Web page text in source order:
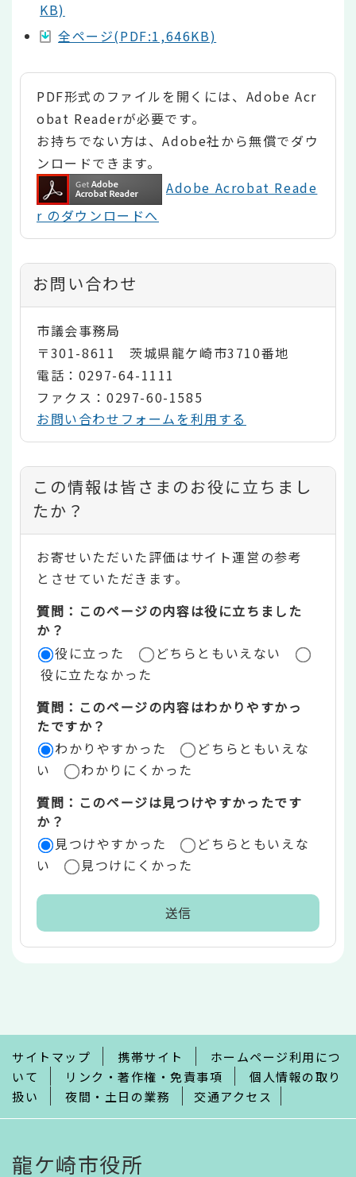
KB)
全ページ(PDF:1,646KB)
PDF形式のファイルを開くには、Adobe Acr
obat Readerが必要です。
お持ちでない方は、Adobe社から無償でダウ
ンロードできます。
Adobe Acrobat Reade
r のダウンロードへ
お問い合わせ
市議会事務局
〒301-8611 茨城県龍ケ崎市3710番地
電話：0297-64-1111
ファクス：0297-60-1585
お問い合わせフォームを利用する
コ
ン
テ
ン
ツ
評
価
リ
ア
この情報は皆さまのお役に立ちまし
たか？
お寄せいただいた評価はサイト運営の参考
とさせていただきます。
質問：このページの内容は役に立ちました
か？
役に立った
どちらともいえない
役に立たなかった
質問：このページの内容はわかりやすかっ
たですか？
わかりやすかった
どちらともいえな
い
わかりにくかった
質問：このページは見つけやすかったです
か？
見つけやすかった
どちらともいえな
い
見つけにくかった
で
サイトマップ 携帯サイト
ホームページ利用につ
いて
リンク・著作権・免責事項
個人情報の取り
扱い
夜間・土日の業務 交通アクセス
龍ケ崎市役所